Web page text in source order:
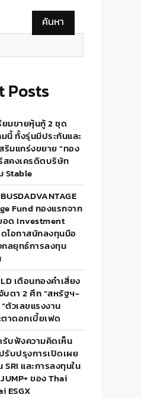
ค้นหา
Posts
ยมขายหุ้นกู้ 2 ชุด
นี้ ทั้งรุ่นมีประกันและ
ริมแกร่งขยาย “ทอง
สคงเครดิตบริษัท
Stable
Fund กองแรกจาก
อด Investment
โอกาสนักลงทุนมือ
ลยุทธ์การลงทุน
เตือนทองคำเสี่ยง
บตา 2 ศึก “สหรัฐฯ-
ตัวเลขแรงงาน
าดอกเบี้ยเฟด
รับฟังความคิดเห็น
รับปรุงการเปิดเผย
และการลงทุนใน
ของ Thai
ESGX